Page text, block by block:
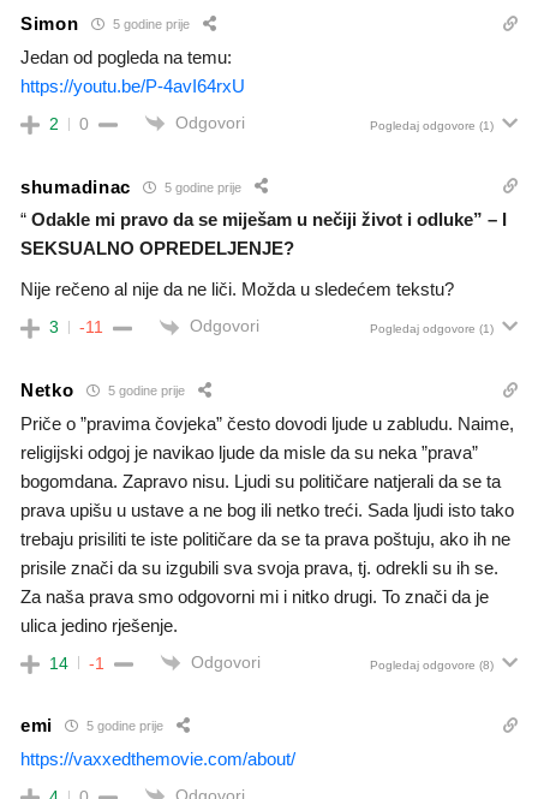
Simon 5 godine prije
Jedan od pogleda na temu:
https://youtu.be/P-4avI64rxU
2 0 Odgovori Pogledaj odgovore (1)
shumadinac 5 godine prije
“ Odakle mi pravo da se miješam u nečiji život i odluke” – I
SEKSUALNO OPREDELJENJE?
Nije rečeno al nije da ne liči. Možda u sledećem tekstu?
3 -11 Odgovori Pogledaj odgovore (1)
Netko 5 godine prije
Priče o ”pravima čovjeka” često dovodi ljude u zabludu. Naime,
religijski odgoj je navikao ljude da misle da su neka ”prava”
bogomdana. Zapravo nisu. Ljudi su političare natjerali da se ta
prava upišu u ustave a ne bog ili netko treći. Sada ljudi isto tako
trebaju prisiliti te iste političare da se ta prava poštuju, ako ih ne
prisile znači da su izgubili sva svoja prava, tj. odrekli su ih se.
Za naša prava smo odgovorni mi i nitko drugi. To znači da je
ulica jedino rješenje.
14 -1 Odgovori Pogledaj odgovore (8)
emi 5 godine prije
https://vaxxedthemovie.com/about/